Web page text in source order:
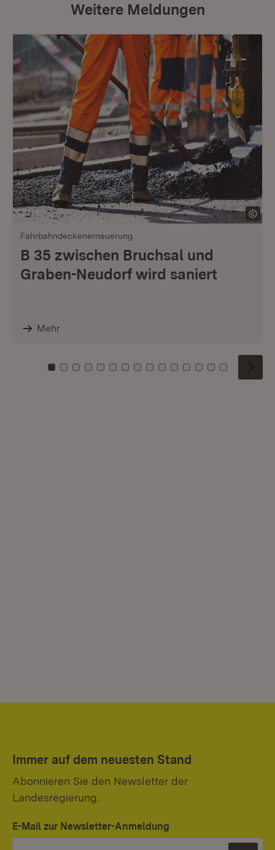
Weitere Meldungen
Fahrbahndeckenerneuerung
B 35 zwischen Bruchsal und
Graben-Neudorf wird saniert
Mehr
Zu Kachel: 0
Zu Kachel: 1
Zu Kachel: 2
Zu Kachel: 3
Zu Kachel: 4
Zu Kachel: 5
Zu Kachel: 6
Zu Kachel: 7
Zu Kachel: 8
Zu Kachel: 9
Zu Kachel: 10
Zu Kachel: 11
Zu Kachel: 12
Zu Kachel:
Zu
Immer auf dem neuesten Stand
Abonnieren Sie den Newsletter der
Landesregierung.
E-Mail zur Newsletter-Anmeldung